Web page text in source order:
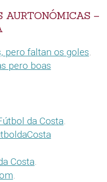
AURTONÓMICAS –
pero faltan os goles.
pero boas
da Costa.
Costa.
.